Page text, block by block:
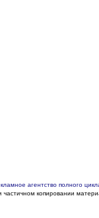
агентство полного
копировании